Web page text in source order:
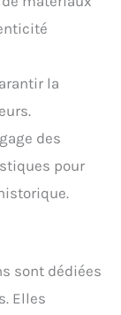
la
des
pour
sont dédiées
Elles